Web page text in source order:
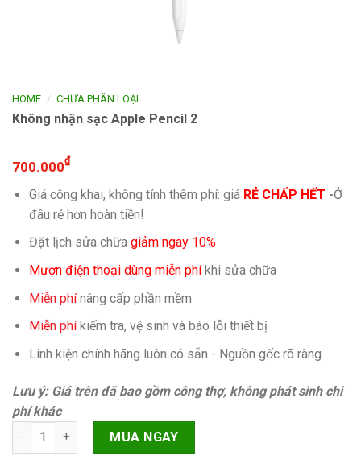
HOME / CHƯA PHÂN LOẠI
Không nhận sạc Apple Pencil 2
700.000₫
Giá công khai, không tính thêm phí: giá RẺ CHẤP HẾT -Ở
đâu rẻ hơn hoàn tiền!
Đặt lịch sửa chữa giảm ngay 10%
Mượn điện thoại dùng miễn phíkhi sửa chữa
Miễn phínâng cấp phần mềm
Miễn phíkiếm tra, vệ sinh và báo lỗi thiết bị
Linh kiện chính hãng luôn có sẵn - Nguồn gốc rõ ràng
Lưu ý: Giá trên đã bao gồm công thợ, không phát sinh chi
phí khác
Không nhận sạc Apple Pencil 2 quantity
MUA NGAY